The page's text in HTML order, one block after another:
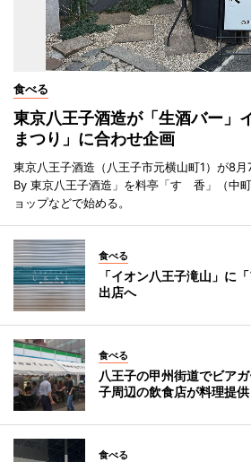
食べる
東京八王子酒造が「生酒バー
まつり」に合わせ企画
東京八王子酒造（八王子市元横山町1）が8
By 東京八王子酒造」を料亭「すゞ香」（中
ョップなどで始める。
食べる
「イオン八王子滝山」に
出店へ
食べる
八王子の甲州街道でビア
子周辺の飲食店が料理提供
食べる